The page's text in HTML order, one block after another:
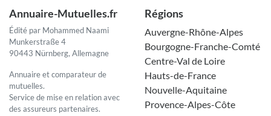
Annuaire-Mutuelles.fr
Édité par Mohammed Naami
Munkerstraße 4
90443 Nürnberg, Allemagne
Annuaire et comparateur de
mutuelles.
Service de mise en relation avec
des assureurs partenaires.
Régions
Auvergne-Rhône-Alpes
Bourgogne-Franche-Comté
Centre-Val de Loire
Hauts-de-France
Nouvelle-Aquitaine
Provence-Alpes-Côte